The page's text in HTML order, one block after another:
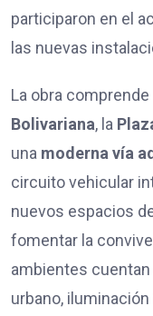
participaron en el
las nuevas
La obra comprende
Bolivariana, la
una moderna vía
circuito vehicular
nuevos espacios
fomentar la
ambientes
urbano,